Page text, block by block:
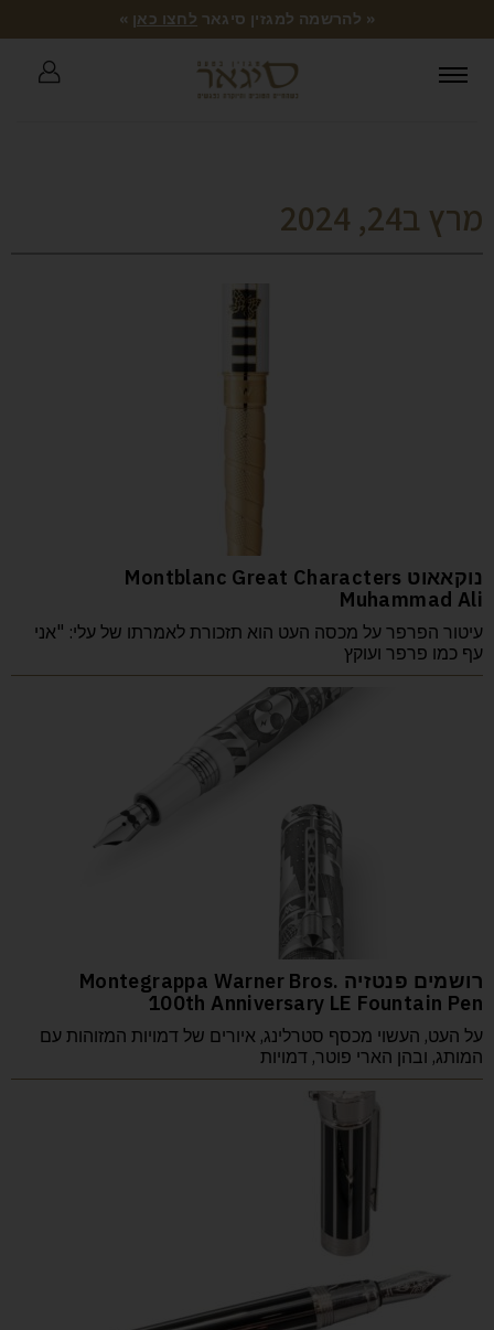
« להרשמה למגזין סיגאר לחצו כאן »
מרץ ב24, 2024
נוקאאוט Montblanc Great Characters
Muhammad Ali
עיטור הפרפר על מכסה העט הוא תזכורת לאמרתו של עלי: "אני
עף כמו פרפר ועוקץ
רושמים פנטזיה Montegrappa Warner Bros.
100th Anniversary LE Fountain Pen
על העט, העשוי מכסף סטרלינג, איורים של דמויות המזוהות עם
המותג, ובהן הארי פוטר, דמויות